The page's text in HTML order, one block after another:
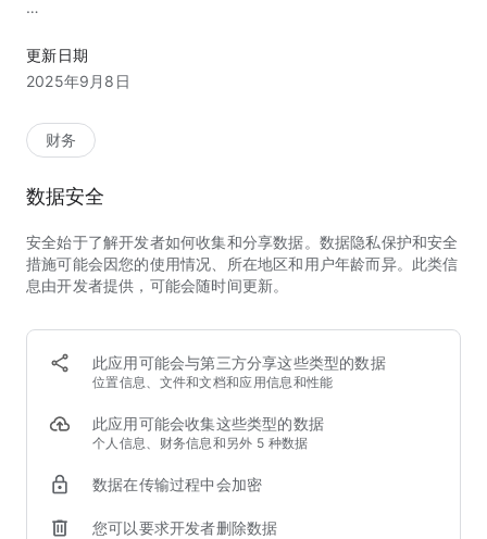
币(ETH)。
使用价格提醒功能追踪市场，用高级交易工具进行交易。
设置定投订单(DCA)，每小时、每天、每周或每月购买加密货
每笔加密货币交易均享一流的流动性。
几分钟内购买加密货币以及为钱包充值，付款方式灵活，包括信
跟单交易达人，一键复制其交易策略。
用闲置资产赚取每日奖励
通过质押、双币投资和流动性挖矿等赚取奖励。质押比特币
定投购买加密货币，同时赚取被动收入。
在币安Launchpad支持新兴区块链和加密货币项目。**
安全、合规且受监管的加密货币交易平台
管辖区的牌照、注册和批准。
价值10亿美元。
更新日期
2025年9月8日
财务
数据安全
安全始于了解开发者如何收集和分享数据。数据隐私保护和安全
措施可能会因您的使用情况、所在地区和用户年龄而异。此类信
息由开发者提供，可能会随时间更新。
此应用可能会与第三方分享这些类型的数据
位置信息、文件和文档和应用信息和性能
此应用可能会收集这些类型的数据
个人信息、财务信息和另外 5 种数据
数据在传输过程中会加密
您可以要求开发者删除数据